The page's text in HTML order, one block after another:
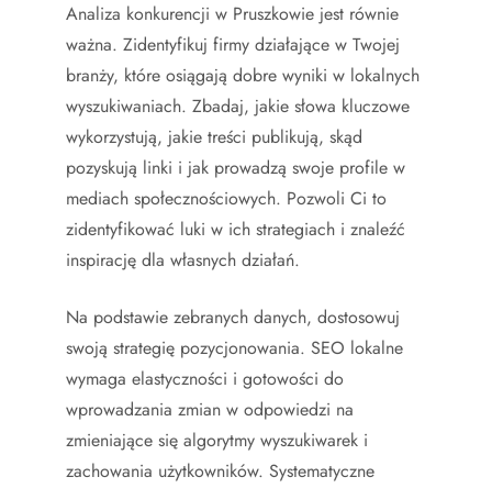
Analiza konkurencji w Pruszkowie jest równie
ważna. Zidentyfikuj firmy działające w Twojej
branży, które osiągają dobre wyniki w lokalnych
wyszukiwaniach. Zbadaj, jakie słowa kluczowe
wykorzystują, jakie treści publikują, skąd
pozyskują linki i jak prowadzą swoje profile w
mediach społecznościowych. Pozwoli Ci to
zidentyfikować luki w ich strategiach i znaleźć
inspirację dla własnych działań.
Na podstawie zebranych danych, dostosowuj
swoją strategię pozycjonowania. SEO lokalne
wymaga elastyczności i gotowości do
wprowadzania zmian w odpowiedzi na
zmieniające się algorytmy wyszukiwarek i
zachowania użytkowników. Systematyczne